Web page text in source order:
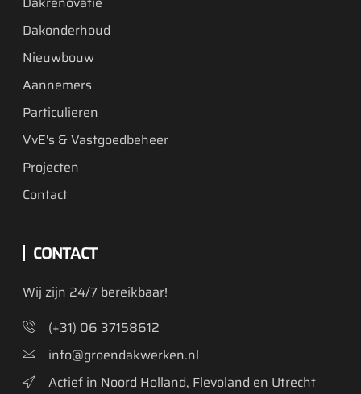
Dakonderhoud
Nieuwbouw
Aannemers
Particulieren
VvE's & Vastgoedbeheer
Projecten
Contact
CONTACT
Wij zijn 24/7 bereikbaar!
(+31) 06 37158612
info@groendakwerken.nl
Actief in Noord Holland, Flevoland en Utrecht